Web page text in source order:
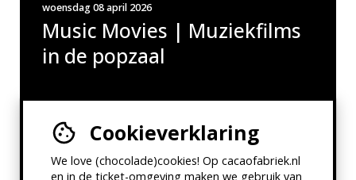
Cookieverklaring
We love (chocolade)cookies! Op cacaofabriek.nl
en in de ticket-omgeving maken we gebruik van
Music Movies | Muziekfilms
in de popzaal
woensdag 08 april 2026